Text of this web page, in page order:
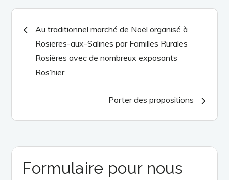
Navigation
de
l’article
Au traditionnel marché de Noël organisé à
Rosieres-aux-Salines par Familles Rurales
Rosières avec de nombreux exposants
Ros’hier
Porter des propositions
Formulaire pour nous